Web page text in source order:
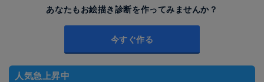
あなたもお絵描き診断を作ってみませんか？
今すぐ作る
人気急上昇中